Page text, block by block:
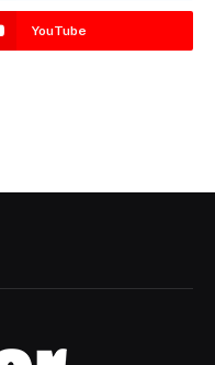
YouTube